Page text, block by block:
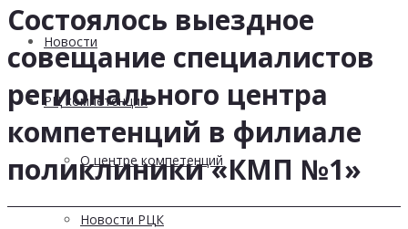
Новости
РЦ компетенций
О центре компетенций
Новости РЦК
Состоялось выездное
совещание специалистов
регионального центра
компетенций в филиале
поликлиники «КМП №1»